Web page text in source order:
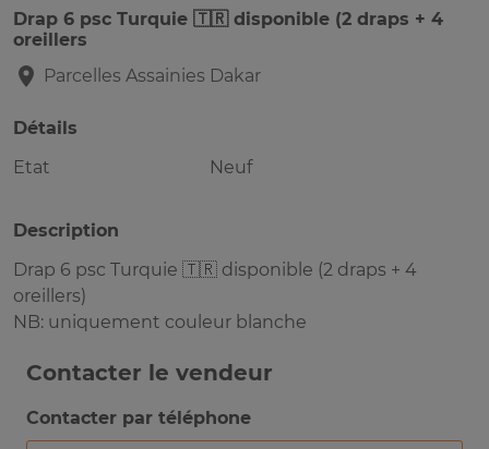
Drap 6 psc Turquie 🇹🇷 disponible (2 draps + 4
oreillers
Parcelles Assainies Dakar
Détails
Etat
Neuf
Description
Drap 6 psc Turquie 🇹🇷 disponible (2 draps + 4
oreillers)
NB: uniquement couleur blanche
Contacter le vendeur
Contacter par téléphone